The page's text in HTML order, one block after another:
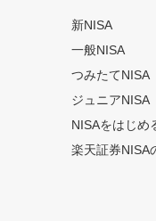
新NISA
一般NISA
つみたてNISA
ジュニアNISA
NISAをはじめ
楽天証券NISA